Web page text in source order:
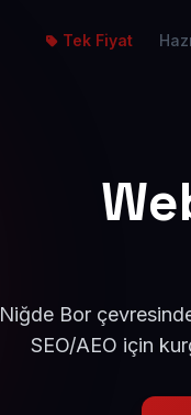
Tek Fiyat
Niğde Bor
SEO/AEO için